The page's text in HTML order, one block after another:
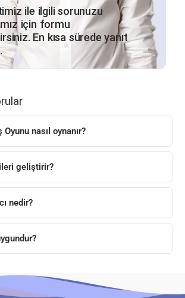
ile ilgili sorunuzu
için formu
En kısa sürede yanıt
nasıl oynanır?
geliştirir?
nedir?